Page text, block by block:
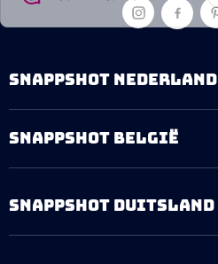
SNAPPSHOT NEDERLAND
SNAPPSHOT BELGIË
SNAPPSHOT DUITSLAND